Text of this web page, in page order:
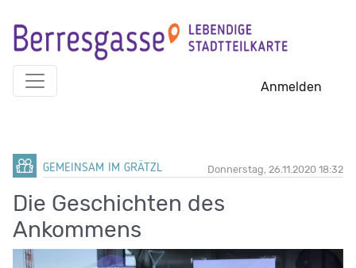
content
Anmelden
GEMEINSAM IM GRÄTZL Donnerstag, 26.11.2020 18:32
Die Geschichten des
Ankommens